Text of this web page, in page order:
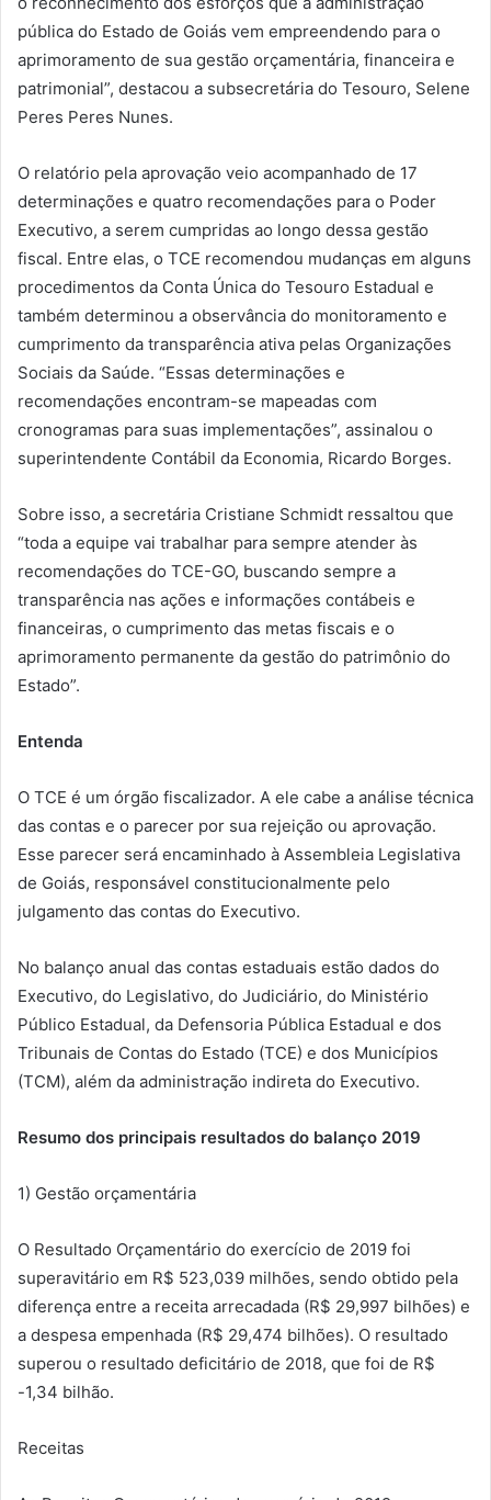
pública do Estado de Goiás vem empreendendo para o
aprimoramento de sua gestão orçamentária, financeira e
patrimonial”, destacou a subsecretária do Tesouro, Selene
Peres Peres Nunes.
O relatório pela aprovação veio acompanhado de 17
determinações e quatro recomendações para o Poder
Executivo, a serem cumpridas ao longo dessa gestão
fiscal. Entre elas, o TCE recomendou mudanças em alguns
procedimentos da Conta Única do Tesouro Estadual e
também determinou a observância do monitoramento e
cumprimento da transparência ativa pelas Organizações
Sociais da Saúde. “Essas determinações e
recomendações encontram-se mapeadas com
cronogramas para suas implementações”, assinalou o
superintendente Contábil da Economia, Ricardo Borges.
Sobre isso, a secretária Cristiane Schmidt ressaltou que
“toda a equipe vai trabalhar para sempre atender às
recomendações do TCE-GO, buscando sempre a
transparência nas ações e informações contábeis e
financeiras, o cumprimento das metas fiscais e o
aprimoramento permanente da gestão do patrimônio do
Estado”.
Entenda
O TCE é um órgão fiscalizador. A ele cabe a análise técnica
das contas e o parecer por sua rejeição ou aprovação.
Esse parecer será encaminhado à Assembleia Legislativa
de Goiás, responsável constitucionalmente pelo
julgamento das contas do Executivo.
No balanço anual das contas estaduais estão dados do
Executivo, do Legislativo, do Judiciário, do Ministério
Público Estadual, da Defensoria Pública Estadual e dos
Tribunais de Contas do Estado (TCE) e dos Municípios
(TCM), além da administração indireta do Executivo.
Resumo dos principais resultados do balanço 2019
1) Gestão orçamentária
O Resultado Orçamentário do exercício de 2019 foi
superavitário em R$ 523,039 milhões, sendo obtido pela
diferença entre a receita arrecadada (R$ 29,997 bilhões) e
a despesa empenhada (R$ 29,474 bilhões). O resultado
superou o resultado deficitário de 2018, que foi de R$
-1,34 bilhão.
Receitas